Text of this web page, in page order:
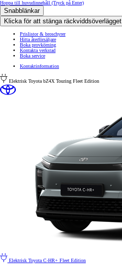
Hoppa till huvudinnehåll (Tryck på Enter)
Snabblänkar
Klicka för att stänga räckviddsöverlägget
Prislistor & broschyrer
Hitta återförsäljare
Boka provkörning
Kontakta verkstad
Boka service
Kontaktinformation
Elektrisk Toyota bZ4X Touring Fleet Edition
Elektrisk Toyota C-HR+ Fleet Edition